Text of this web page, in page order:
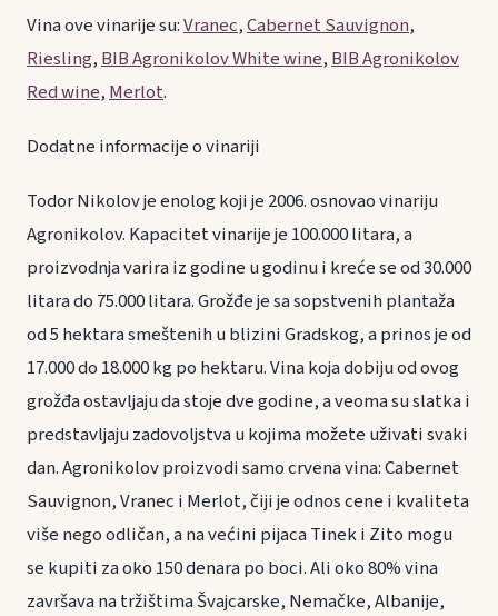
Vina ove vinarije su:Vranec,Cabernet Sauvignon,
Riesling, BIB Agronikolov White wine, BIB Agronikolov
Red wine, Merlot.
Dodatne informacije o vinariji
Todor Nikolov je enolog koji je 2006. osnovao vinariju
Agronikolov. Kapacitet vinarije je 100.000 litara, a
proizvodnja varira iz godine u godinu i kreće se od 30.000
litara do 75.000 litara. Grožđe je sa sopstvenih plantaža
od 5 hektara smeštenih u blizini Gradskog, a prinos je od
17.000 do 18.000 kg po hektaru. Vina koja dobiju od ovog
grožđa ostavljaju da stoje dve godine, a veoma su slatka i
predstavljaju zadovoljstva u kojima možete uživati svaki
dan. Agronikolov proizvodi samo crvena vina: Cabernet
Sauvignon, Vranec i Merlot, čiji je odnos cene i kvaliteta
više nego odličan, a na većini pijaca Tinek i Zito mogu
se kupiti za oko 150 denara po boci. Ali oko 80% vina
završava na tržištima Švajcarske, Nemačke, Albanije,